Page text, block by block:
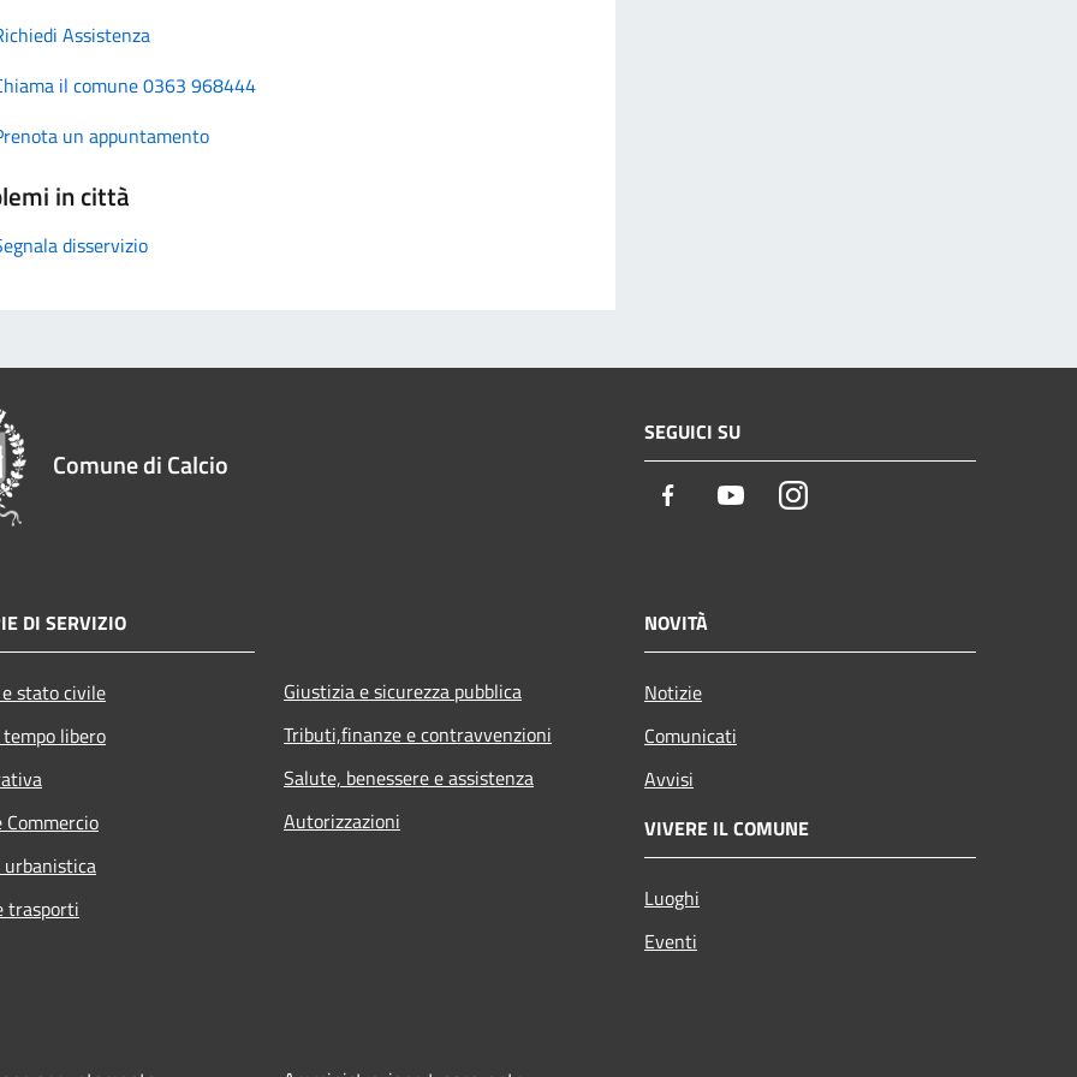
Assistenza
il comune 0363 968444
un appuntamento
in città
disservizio
Comune di Calcio
SEGUICI SU
Facebook YoutubeInstagram
DI SERVIZIO
stato civile
libero
Commercio
urbanistica
trasporti
Giustizia e sicurezza pubblica
Tributi,finanze e contravvenzioni
Salute, benessere e assistenza
Autorizzazioni
NOVITÀ
Notizie
Comunicati
Avvisi
VIVERE IL COMUNE
Luoghi
Eventi